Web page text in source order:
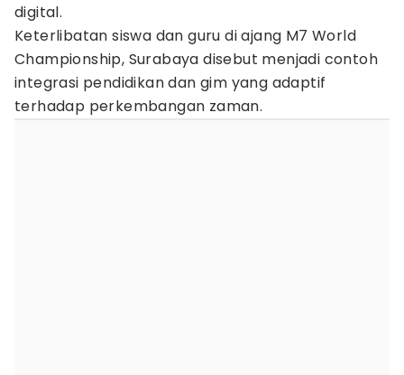
digital.
Keterlibatan siswa dan guru di ajang M7 World
Championship, Surabaya disebut menjadi contoh
integrasi pendidikan dan gim yang adaptif
terhadap perkembangan zaman.